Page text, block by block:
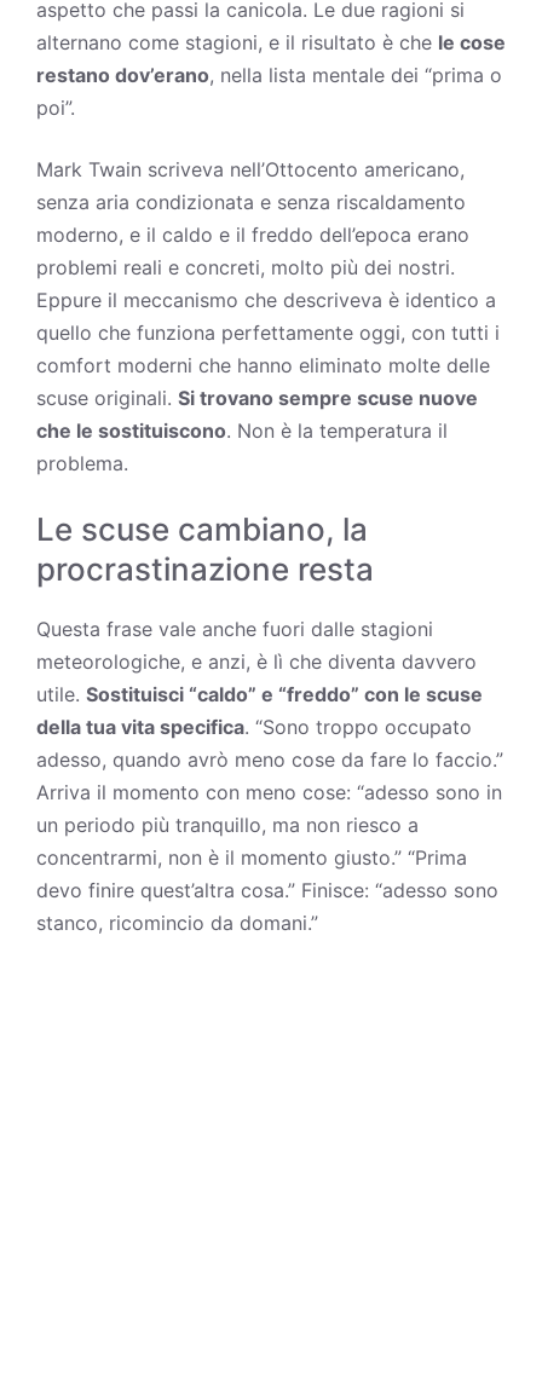
aspetto che passi la canicola. Le due ragioni si
alternano come stagioni, e il risultato è che le cose
restano dov’erano, nella lista mentale dei “prima o
poi”.
Mark Twain scriveva nell’Ottocento americano,
senza aria condizionata e senza riscaldamento
moderno, e il caldo e il freddo dell’epoca erano
problemi reali e concreti, molto più dei nostri.
Eppure il meccanismo che descriveva è identico a
quello che funziona perfettamente oggi, con tutti i
comfort moderni che hanno eliminato molte delle
scuse originali. Si trovano sempre scuse nuove
che le sostituiscono. Non è la temperatura il
problema.
Le scuse cambiano, la
procrastinazione resta
Questa frase vale anche fuori dalle stagioni
meteorologiche, e anzi, è lì che diventa davvero
utile. Sostituisci “caldo” e “freddo” con le scuse
della tua vita specifica. “Sono troppo occupato
adesso, quando avrò meno cose da fare lo faccio.”
Arriva il momento con meno cose: “adesso sono in
un periodo più tranquillo, ma non riesco a
concentrarmi, non è il momento giusto.” “Prima
devo finire quest’altra cosa.” Finisce: “adesso sono
stanco, ricomincio da domani.”